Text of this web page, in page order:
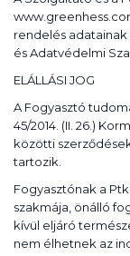
rendelés adatainak
és Adatvédelmi
ELÁLLÁSI JOG
A Fogyasztó
45/2014. (II. 26.)
közötti
tartozik.
Fogyasztónak a
szakmája, önálló
kívül eljáró
nem élhetnek az